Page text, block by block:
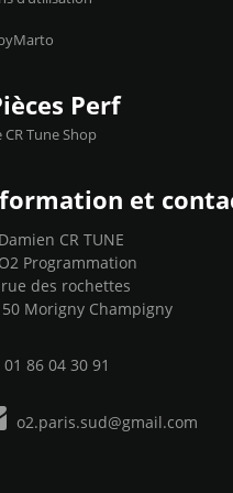
Perf
Tune Shop
et
Damien CR TUNE
Programmation
rue des rochettes
Morigny Champigny
01 86 04 30 91
o2.paris.sud@gmail.com